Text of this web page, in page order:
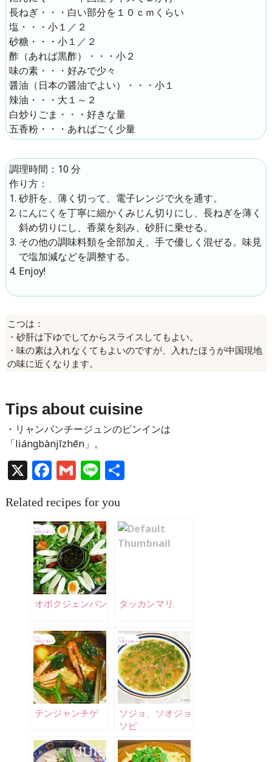
長ねぎ・・・ 白い部分を１０ｃｍくらい
塩 ・・・ 小１／２
砂糖・・・ 小１／２
酢（あれば黒酢）
・・・ 小２
味の素・・・ 好みで少々
醤油（日本の醤油でよい）
・・・ 小１
辣油 ・・・ 大１～２
白炒りごま ・・・ 好きな量
五香粉・・・ あればごく少量
調理時間：10 分
作り方：
砂肝を、薄く切って、電子レンジで火を通す。
にんにくを丁寧に細かくみじん切りにし、長ねぎを薄く
斜め切りにし、香菜を刻み、砂肝に乗せる。
その他の調味料類を全部加え、手で優しく混ぜる。味見
で塩加減などを調整する。
Enjoy!
こつは：
・砂肝は下ゆでしてからスライスしてもよい。
・味の素は入れなくてもよいのですが、入れたほうが中国現地
の味に近くなります。
Tips about cuisine
・リャンパンチージュンのピンインは
「liángbànjīzhēn」。
X Facebook
Gmail
Line共
Related recipes for you
オボクジェンバン タッカンマリ
テンジャンチゲ
ソジョ、ソオジョ
ソピ